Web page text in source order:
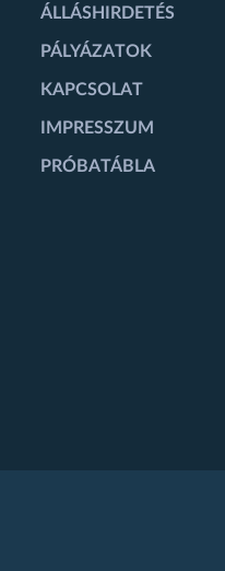
ÁLLÁSHIRDETÉS
PÁLYÁZATOK
KAPCSOLAT
IMPRESSZUM
PRÓBATÁBLA